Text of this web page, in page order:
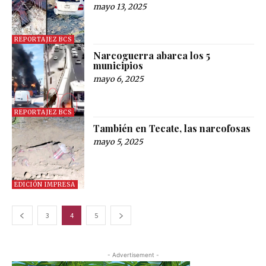
REPORTAJEZ BCS
mayo 13, 2025
REPORTAJEZ BCS
Narcoguerra abarca los 5
municipios
mayo 6, 2025
EDICIÓN IMPRESA
También en Tecate, las narcofosas
mayo 5, 2025
3 4 5
- Advertisement -